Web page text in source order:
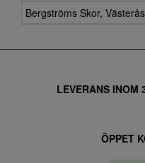
Bergströms Skor, Västerås
LEVERANS INOM
ÖPPET